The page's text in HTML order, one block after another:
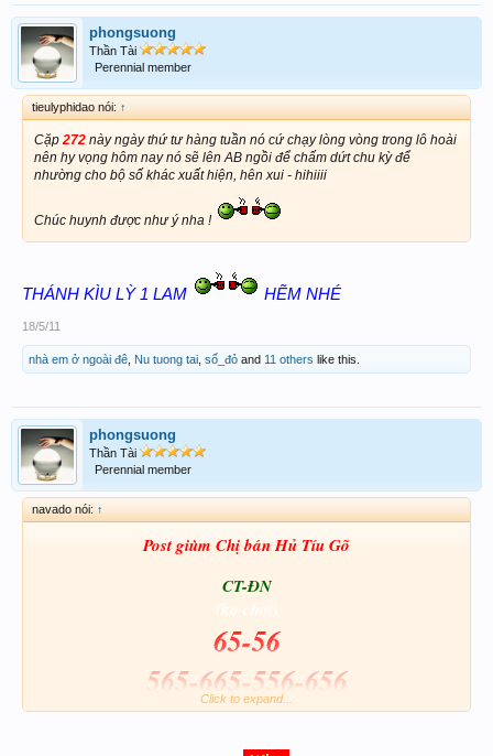
phongsuong
Thần Tài
Perennial member
tieulyphidao nói: ↑
Cặp272 này ngày thứ tư hàng tuần nó cứ chạy lòng vòng trong lô hoài
nên hy vọng hôm nay nó sẽ lên AB ngồi để chấm dứt chu kỳ để
nhường cho bộ số khác xuất hiện, hên xui - hihiiii
Chúc huynh được như ý nha !
THÁNH KÌU LỲ 1 LAM HẼM NHÉ
18/5/11
nhà em ở ngoài đê Nu tuong tai số_đỏ and 11 others like this.
phongsuong
Thần Tài
Perennial member
navado nói: ↑
Post giùm Chị bán Hủ Tíu Gõ
CT-ĐN
(ko chơi)
65-56
565-665-556-656
Pả Nói là phải có mới chịu hic hic
Click to expand...